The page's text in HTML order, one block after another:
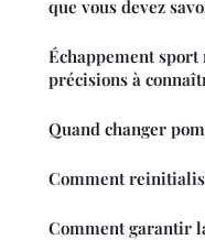
que vous devez
Échappement sport
précisions à
Quand changer
Comment
Comment garantir